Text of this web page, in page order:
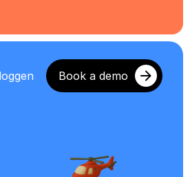
Book a demo